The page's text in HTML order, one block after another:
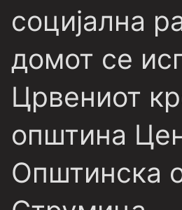
социјална
домот се
Црвениот
општина
Општинска